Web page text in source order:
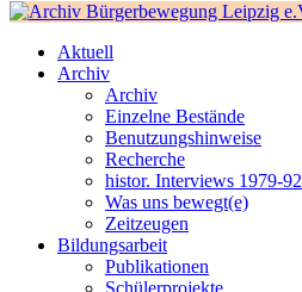
Aktuell
Archiv
Archiv
Einzelne Bestände
Benutzungshinweise
Recherche
histor. Interviews 1979-92
Was uns bewegt(e)
Zeitzeugen
Bildungsarbeit
Publikationen
Schülerprojekte